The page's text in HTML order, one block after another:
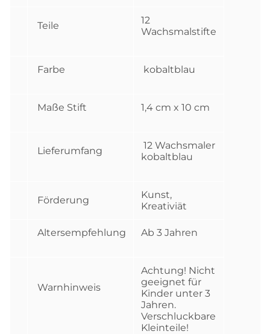
Teile
12
Wachsmalstifte
Farbe kobaltblau
Maße Stift 1,4 cm x 10 cm
Lieferumfang
12 Wachsmaler
kobaltblau
Förderung
Kunst,
Kreativiät
Altersempfehlung Ab 3 Jahren
Warnhinweis
Achtung! Nicht
geeignet für
Kinder unter 3
Jahren.
Verschluckbare
Kleinteile!